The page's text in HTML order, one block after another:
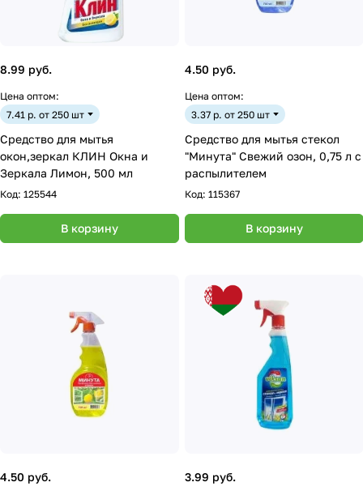
8.99 руб.
Цена оптом:
7.41 р. от 250 шт
Средство для мытья
окон,зеркал КЛИН Окна и
Зеркала Лимон, 500 мл
Код: 125544
В корзину
4.50 руб.
Цена оптом:
3.37 р. от 250 шт
Средство для мытья стекол
"Минута" Свежий озон, 0,75 л с
распылителем
Код: 115367
В корзину
4.50 руб. 3.99 руб.